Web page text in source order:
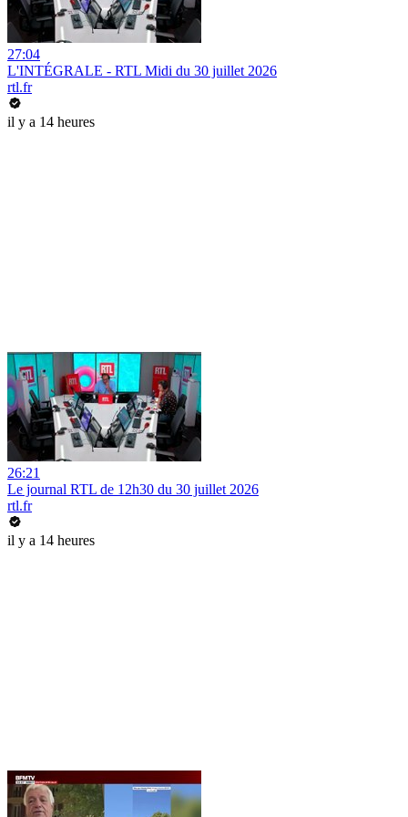
27:04
L'INTÉGRALE - RTL Midi du 30 juillet 2026
rtl.fr
il y a 14 heures
26:21
Le journal RTL de 12h30 du 30 juillet 2026
rtl.fr
il y a 14 heures